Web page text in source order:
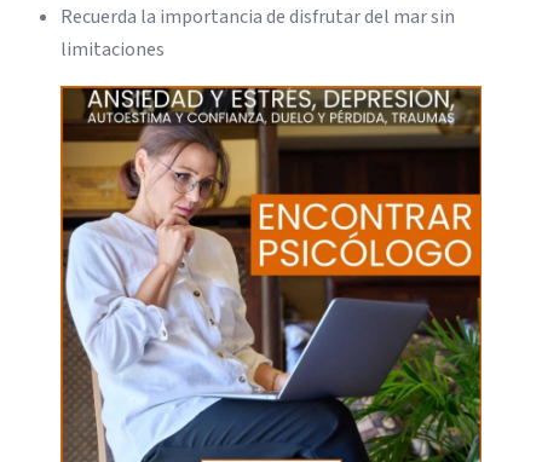
Recuerda la importancia de disfrutar del mar sin
limitaciones